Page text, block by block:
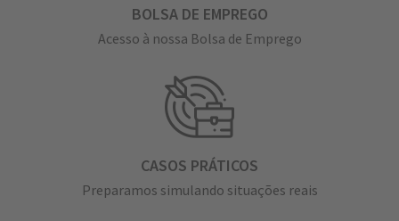
BOLSA DE EMPREGO
Acesso à nossa Bolsa de Emprego
CASOS PRÁTICOS
Preparamos simulando situações reais